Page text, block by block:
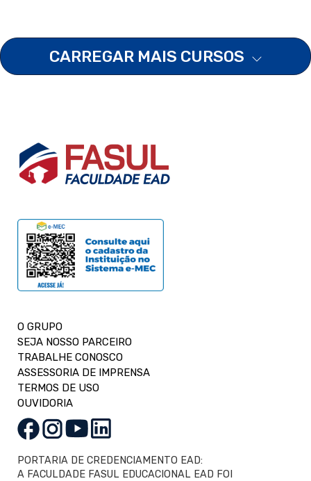
CARREGAR MAIS CURSOS
O GRUPO
SEJA NOSSO PARCEIRO
TRABALHE CONOSCO
ASSESSORIA DE IMPRENSA
TERMOS DE USO
OUVIDORIA
PORTARIA DE CREDENCIAMENTO EAD:
A FACULDADE FASUL EDUCACIONAL EAD FOI